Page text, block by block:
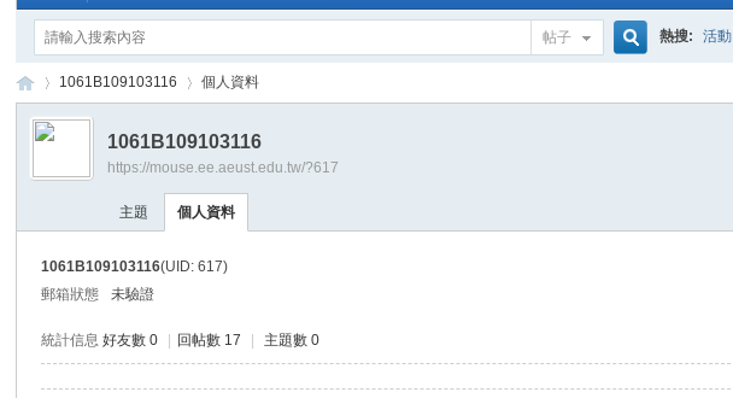
帖子 熱搜: 活動
›
1061B109103116 個人資料
1061B109103116
https://mouse.ee.aeust.edu.tw/?617
主題 個人資料
1061B109103116(UID: 617)
郵箱狀態
未驗證
統計信息 好友數 0 回帖數 17 主題數 0